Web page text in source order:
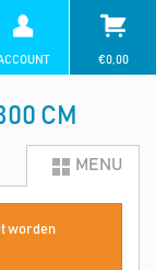
€0,00
CM
MENU
worden